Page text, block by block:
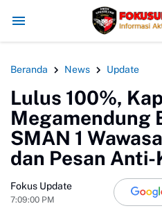
Aktivitas di Lahan Sengketa
Beranda News Update
Lulus 100%,
Megamendung
SMAN 1
dan Pesan
Fokus Update
7:09:00 PM